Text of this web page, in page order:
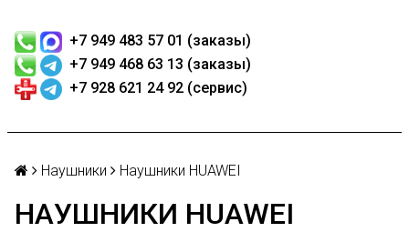
+7 949 483 57 01 (заказы)
+7 949 468 63 13 (заказы)
+7 928 621 24 92 (сервис)
Наушники Наушники HUAWEI
НАУШНИКИ HUAWEI